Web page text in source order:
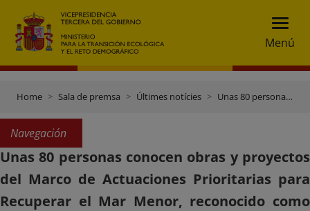
Menú
Home Sala de premsa Últimes notícies Unas 80 personas conocen obras y proyectos del Marco de Actuaciones Prioritarias para Recuperar el Mar Menor, reconocido como iniciativa emblemática de restauración de ecosistemas por la ONU
Navegación
Unas 80 personas conocen obras y proyectos
del Marco de Actuaciones Prioritarias para
Recuperar el Mar Menor, reconocido como